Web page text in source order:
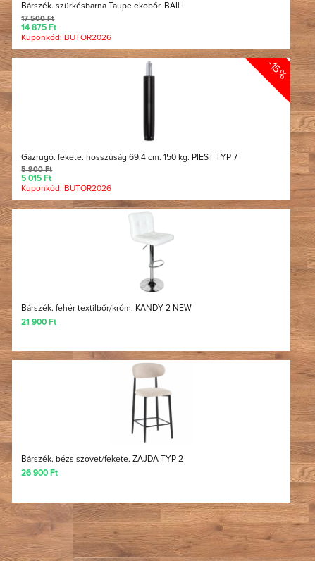
Bárszék. szürkésbarna Taupe ekobőr. BAILI
17 500 Ft
14 875 Ft
Kuponkód: BUTOR2026
-15%
Gázrugó. fekete. hosszúság 69.4 cm. 150 kg. PIEST TYP 7
5 900 Ft
5 015 Ft
Kuponkód: BUTOR2026
Bárszék. fehér textilbőr/króm. KANDY 2 NEW
21 900 Ft
Bárszék. bézs szovet/fekete. ZAJDA TYP 2
26 900 Ft